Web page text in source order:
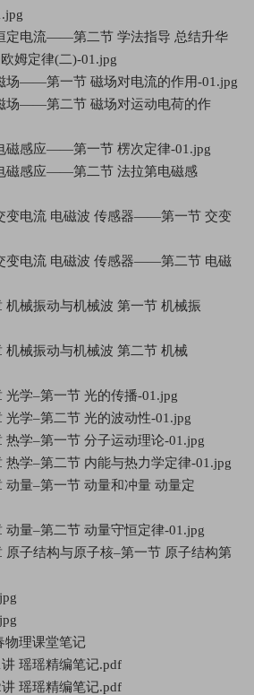
电流——第二节 学法指导 总结升华
姆定律(二)-01.jpg
——第一节 磁场对电流的作用-01.jpg
——第二节 磁场对运动电荷的作
感应——第一节 楞次定律-01.jpg
感应——第二节 法拉第电磁感
电流 电磁波 传感器——第一节 交变
电流 电磁波 传感器——第二节 电磁
械振动与机械波 第一节 机械振
械振动与机械波 第二节 机械
学–第一节 光的传播-01.jpg
学–第二节 光的波动性-01.jpg
学–第一节 分子运动理论-01.jpg
学–第二节 内能与热力学定律-01.jpg
量–第一节 动量和冲量 动量定
量–第二节 动量守恒定律-01.jpg
子结构与原子核–第一节 原子结构第
理课堂笔记
瑶瑶精编笔记.pdf
瑶瑶精编笔记.pdf